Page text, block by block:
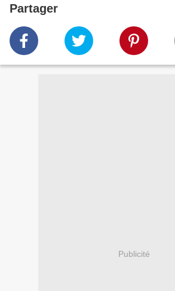
Partager
Publicité